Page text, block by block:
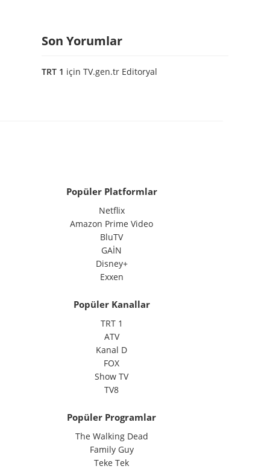
Son Yorumlar
TRT 1 için TV.gen.tr Editoryal
Popüler Platformlar
Netflix
Amazon Prime Video
BluTV
GAİN
Disney+
Exxen
Popüler Kanallar
TRT 1
ATV
Kanal D
FOX
Show TV
TV8
Popüler Programlar
The Walking Dead
Family Guy
Teke Tek